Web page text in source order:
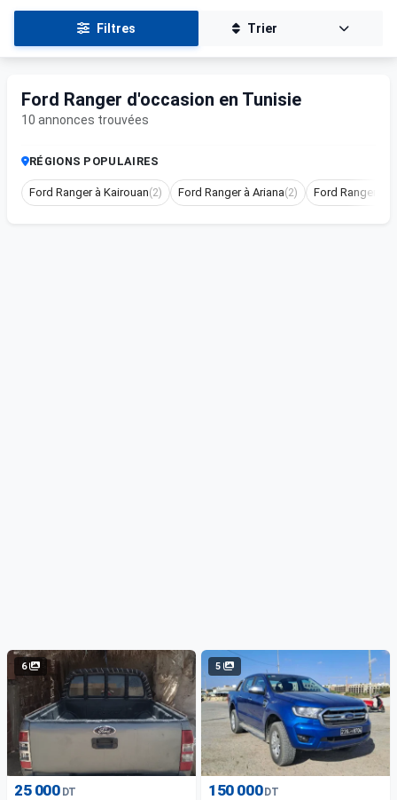
Filtres Trier
Ford Ranger d'occasion en Tunisie
10 annonces trouvées
RÉGIONS POPULAIRES
Ford Ranger à Kairouan(2) Ford Ranger à Ariana(2) Ford Ranger à
6
25 000 DT
5
150 000 DT